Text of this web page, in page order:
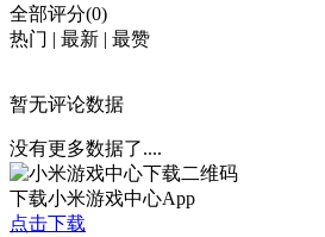
全部评分(0)
热门 | 最新 | 最赞
暂无评论数据
没有更多数据了....
下载小米游戏中心App
点击下载